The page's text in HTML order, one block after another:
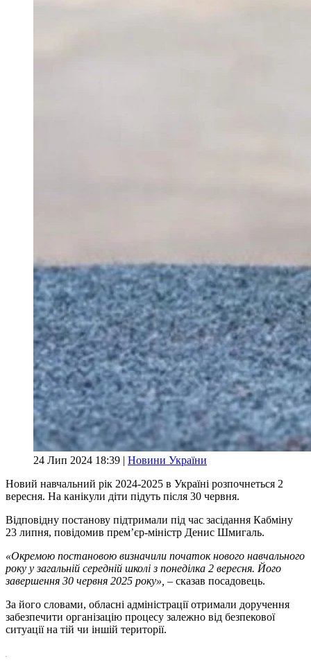
24 Лип 2024 18:39 | Новини України
Новий навчальний рік 2024-2025 в Україні розпочнеться 2
вересня. На канікули діти підуть після 30 червня.
Відповідну постанову підтримали під час засідання Кабміну
23 липня, повідомив прем’єр-міністр Денис Шмигаль.
«Окремою постановою визначили початок нового навчального
року у загальній середній школі з понеділка 2 вересня. Його
завершення 30 червня 2025 року», – сказав посадовець.
За його словами, обласні адміністрації отримали доручення
забезпечити організацію процесу залежно від безпекової
ситуації на тій чи іншій території.